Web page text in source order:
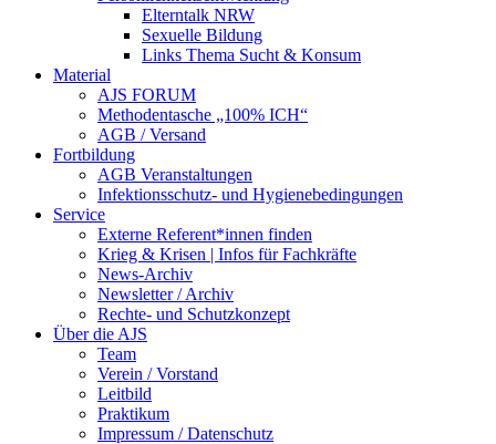
Elterntalk NRW
Sexuelle Bildung
Links Thema Sucht & Konsum
Material
AJS FORUM
Methodentasche „100% ICH“
AGB / Versand
Fortbildung
AGB Veranstaltungen
Infektionsschutz- und Hygienebedingungen
Service
Externe Referent*innen finden
Krieg & Krisen | Infos für Fachkräfte
News-Archiv
Newsletter / Archiv
Rechte- und Schutzkonzept
Über die AJS
Team
Verein / Vorstand
Leitbild
Praktikum
Impressum / Datenschutz